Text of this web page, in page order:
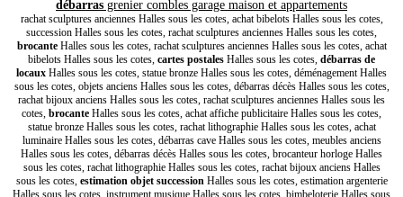
débarras grenier combles garage maison et appartements
rachat sculptures anciennes Halles sous les cotes, achat bibelots Halles sous les cotes,
succession Halles sous les cotes, rachat sculptures anciennes Halles sous les cotes,
brocanteHalles sous les cotes, rachat sculptures anciennes Halles sous les cotes, achat
bibelots Halles sous les cotes, cartes postales Halles sous les cotes, débarras de
locaux Halles sous les cotes, statue bronze Halles sous les cotes, déménagement Halles
sous les cotes, objets anciens Halles sous les cotes, débarras décès Halles sous les cotes,
rachat bijoux anciens Halles sous les cotes, rachat sculptures anciennes Halles sous les
cotes, brocante Halles sous les cotes, achat affiche publicitaire Halles sous les cotes,
statue bronze Halles sous les cotes, rachat lithographie Halles sous les cotes, achat
luminaire Halles sous les cotes, débarras cave Halles sous les cotes, meubles anciens
Halles sous les cotes, débarras décès Halles sous les cotes, brocanteur horloge Halles
sous les cotes, rachat lithographie Halles sous les cotes, rachat bijoux anciens Halles
sous les cotes, estimation objet successionHalles sous les cotes, estimation argenterie
Halles sous les cotes, instrument musique Halles sous les cotes, bimbeloterie Halles sous